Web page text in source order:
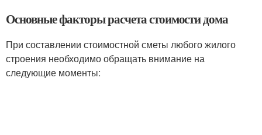
Основные факторы расчета стоимости дома
При составлении стоимостной сметы любого жилого
строения необходимо обращать внимание на
следующие моменты: